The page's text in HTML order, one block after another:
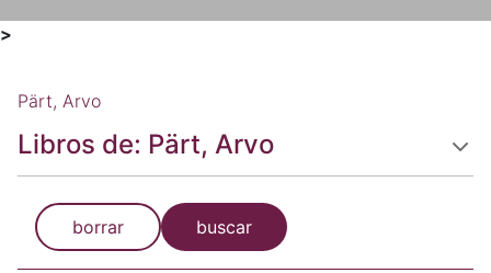
>
Pärt, Arvo
Libros de: Pärt, Arvo
borrar buscar